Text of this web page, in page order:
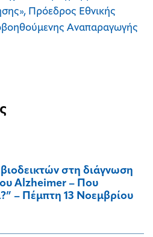
Πρόεδρος Εθνικής
Αναπαραγωγής
στη διάγνωση
Alzheimer – Που
– Πέμπτη 13 Νοεμβρίου